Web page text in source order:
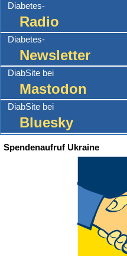
Diabetes-
Radio
Diabetes-
Newsletter
DiabSite bei
Mastodon
DiabSite bei
Bluesky
Spendenaufruf Ukraine